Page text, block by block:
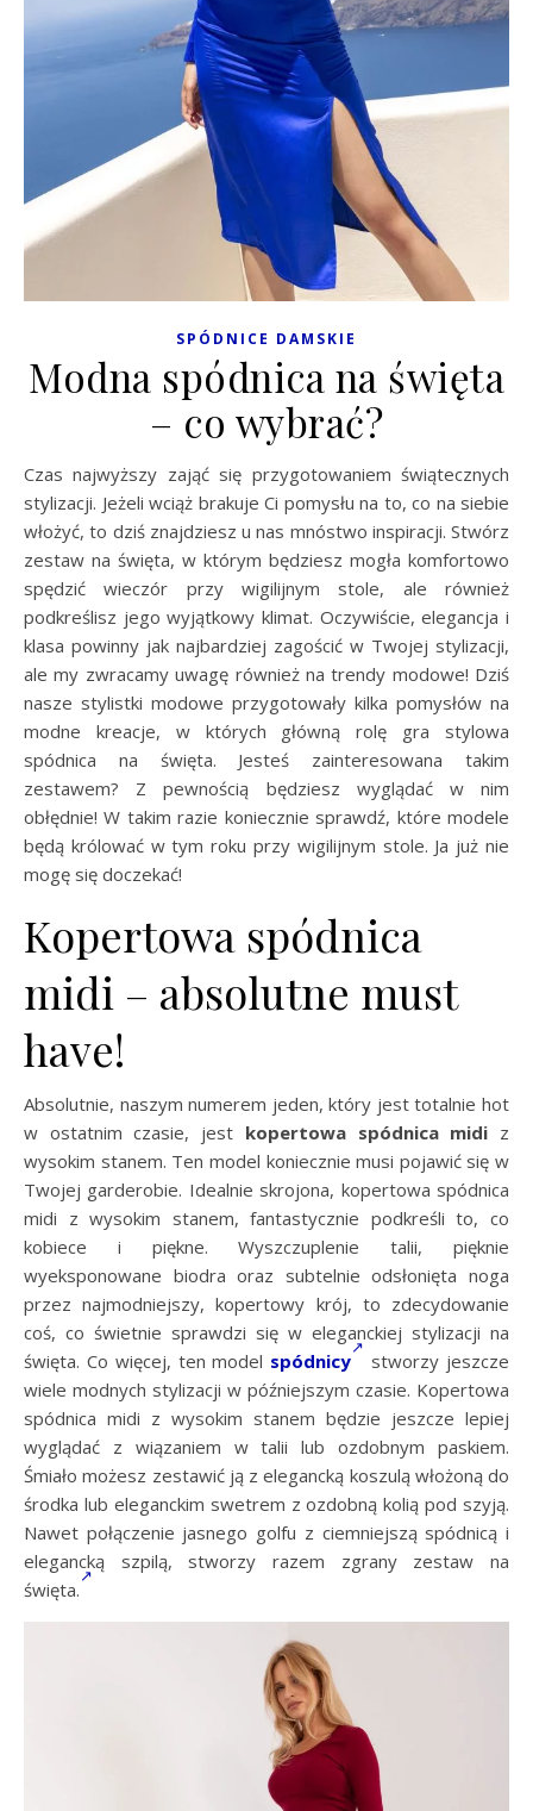
SPÓDNICE DAMSKIE
Modna spódnica na święta
– co wybrać?
Czas najwyższy zająć się przygotowaniem świątecznych
stylizacji. Jeżeli wciąż brakuje Ci pomysłu na to, co na siebie
włożyć, to dziś znajdziesz u nas mnóstwo inspiracji. Stwórz
zestaw na święta, w którym będziesz mogła komfortowo
spędzić wieczór przy wigilijnym stole, ale również
podkreślisz jego wyjątkowy klimat. Oczywiście, elegancja i
klasa powinny jak najbardziej zagościć w Twojej stylizacji,
ale my zwracamy uwagę również na trendy modowe! Dziś
nasze stylistki modowe przygotowały kilka pomysłów na
modne kreacje, w których główną rolę gra stylowa
spódnica na święta. Jesteś zainteresowana takim
zestawem? Z pewnością będziesz wyglądać w nim
obłędnie! W takim razie koniecznie sprawdź, które modele
będą królować w tym roku przy wigilijnym stole. Ja już nie
mogę się doczekać!
Kopertowa spódnica
midi – absolutne must
have!
Absolutnie, naszym numerem jeden, który jest totalnie hot
w ostatnim czasie, jest kopertowa spódnica midi z
wysokim stanem. Ten model koniecznie musi pojawić się w
Twojej garderobie. Idealnie skrojona, kopertowa spódnica
midi z wysokim stanem, fantastycznie podkreśli to, co
kobiece i piękne. Wyszczuplenie talii, pięknie
wyeksponowane biodra oraz subtelnie odsłonięta noga
przez najmodniejszy, kopertowy krój, to zdecydowanie
coś, co świetnie sprawdzi się w eleganckiej stylizacji na
święta. Co więcej, ten model spódnicy
stworzy jeszcze
wiele modnych stylizacji w późniejszym czasie. Kopertowa
spódnica midi z wysokim stanem będzie jeszcze lepiej
wyglądać z wiązaniem w talii lub ozdobnym paskiem.
Śmiało możesz zestawić ją z elegancką koszulą włożoną do
środka lub eleganckim swetrem z ozdobną kolią pod szyją.
Nawet połączenie jasnego golfu z ciemniejszą spódnicą i
elegancką szpilą, stworzy razem zgrany zestaw na
święta.